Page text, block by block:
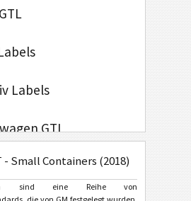
Labels
GTL
Motors
GM 1724-A - Individual Containers (2020)
- Small Containers (2018)
sind eine Reihe von